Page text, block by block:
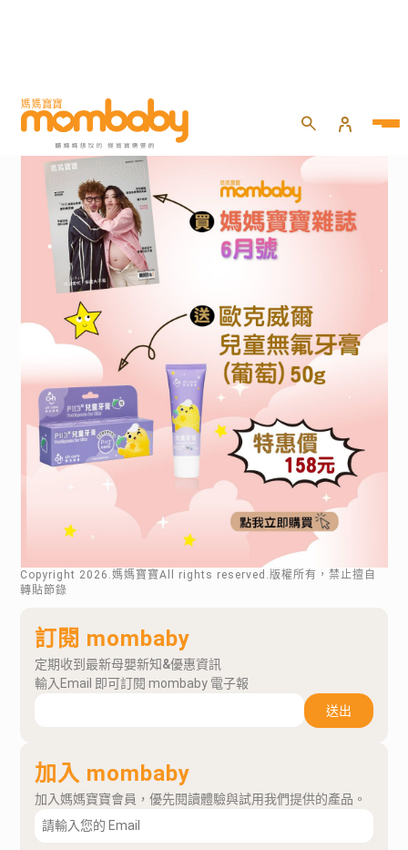
Copyright 2026 .媽媽寶寶All rights reserved.版權所有，禁止擅自
轉貼節錄
訂閱 mombaby
定期收到最新母嬰新知&優惠資訊
輸入Email 即可訂閱 mombaby 電子報
送出
加入 mombaby
加入媽媽寶寶會員，優先閱讀體驗與試用我們提供的產品。